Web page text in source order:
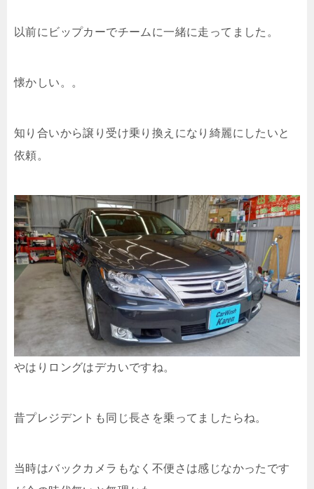
以前にビップカーでチームに一緒に走ってました。
懐かしい。。
知り合いから譲り受け乗り換えになり綺麗にしたいと
依頼。
やはりロングはデカいですね。
昔プレジデントも同じ長さを乗ってましたらね。
当時はバックカメラもなく不便さは感じなかったです